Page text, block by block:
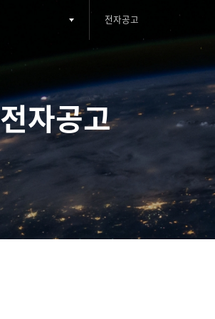
3rd depth menu
전자공고
전자공고